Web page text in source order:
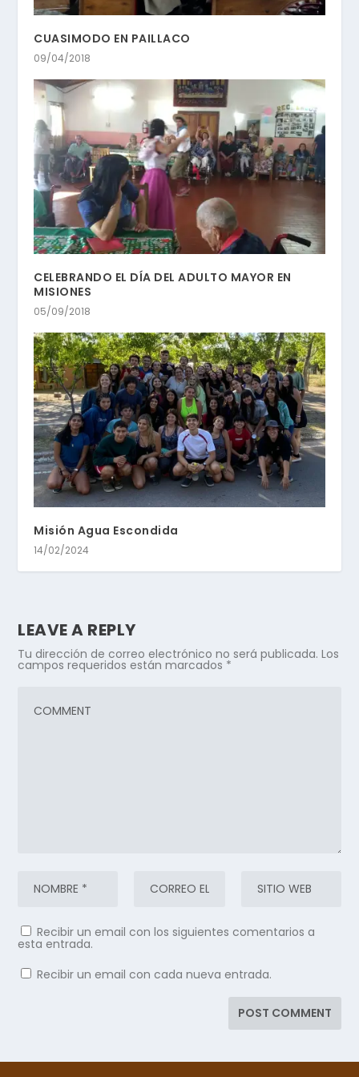
CUASIMODO EN PAILLACO
09/04/2018
CELEBRANDO EL DÍA DEL ADULTO MAYOR EN
MISIONES
05/09/2018
Misión Agua Escondida
14/02/2024
LEAVE A REPLY
Tu dirección de correo electrónico no será publicada. Los
campos requeridos están marcados *
Recibir un email con los siguientes comentarios a
esta entrada.
Recibir un email con cada nueva entrada.